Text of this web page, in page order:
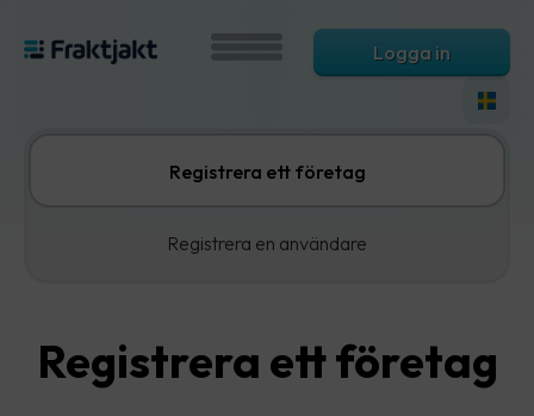
Logga in
Registrera ett företag
Registrera en användare
Registrera ett företag